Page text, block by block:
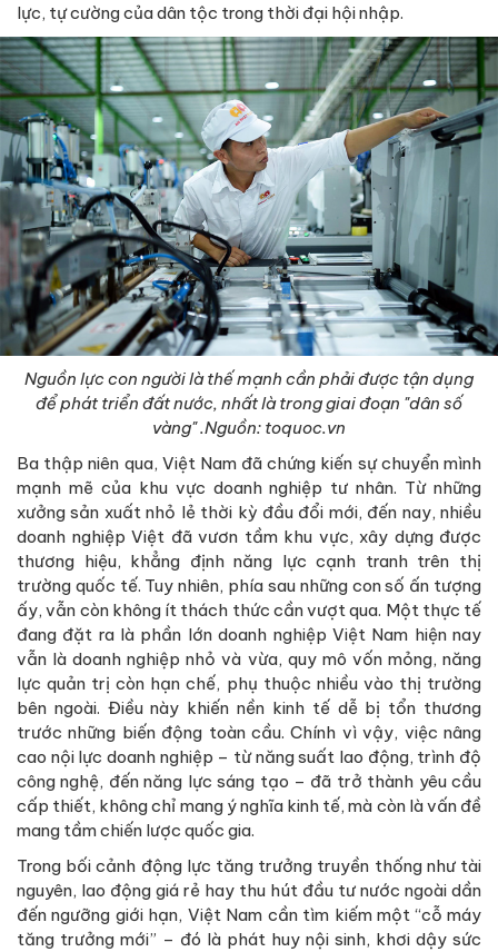
lực, tự cường của dân tộc trong thời đại hội nhập.
Nguồn lực con người là thế mạnh cần phải được tận dụng
để phát triển đất nước, nhất là trong giai đoạn "dân số
vàng" .Nguồn: toquoc.vn
Ba thập niên qua, Việt Nam đã chứng kiến sự chuyển mình
mạnh mẽ của khu vực doanh nghiệp tư nhân. Từ những
xưởng sản xuất nhỏ lẻ thời kỳ đầu đổi mới, đến nay, nhiều
doanh nghiệp Việt đã vươn tầm khu vực, xây dựng được
thương hiệu, khẳng định năng lực cạnh tranh trên thị
trường quốc tế. Tuy nhiên, phía sau những con số ấn tượng
ấy, vẫn còn không ít thách thức cần vượt qua. Một thực tế
đang đặt ra là phần lớn doanh nghiệp Việt Nam hiện nay
vẫn là doanh nghiệp nhỏ và vừa, quy mô vốn mỏng, năng
lực quản trị còn hạn chế, phụ thuộc nhiều vào thị trường
bên ngoài. Điều này khiến nền kinh tế dễ bị tổn thương
trước những biến động toàn cầu. Chính vì vậy, việc nâng
cao nội lực doanh nghiệp – từ năng suất lao động, trình độ
công nghệ, đến năng lực sáng tạo – đã trở thành yêu cầu
cấp thiết, không chỉ mang ý nghĩa kinh tế, mà còn là vấn đề
mang tầm chiến lược quốc gia.
Trong bối cảnh động lực tăng trưởng truyền thống như tài
nguyên, lao động giá rẻ hay thu hút đầu tư nước ngoài dần
đến ngưỡng giới hạn, Việt Nam cần tìm kiếm một “cỗ máy
tăng trưởng mới” – đó là phát huy nội sinh, khơi dậy sức